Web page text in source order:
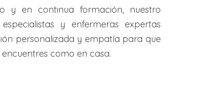
y en continua formación, nuestro
y enfermeras expertas
personalizada y empatía para que
como en casa.